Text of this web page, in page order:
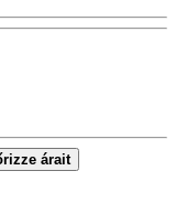
árait